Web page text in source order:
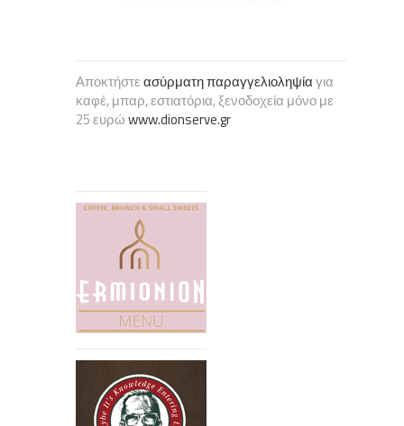
Αποκτήστεασύρματη παραγγελιοληψίαγια
καφέ, μπαρ, εστιατόρια, ξενοδοχεία μόνο με
25 ευρώwww.dionserve.gr